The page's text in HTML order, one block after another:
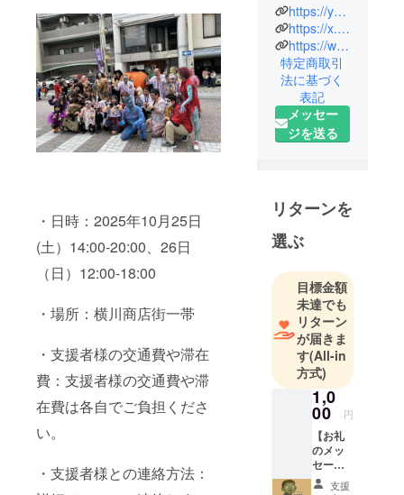
・日時：2025年10月25日
(土）14:00-20:00、26日
（日）12:00-18:00
・場所：横川商店街一帯
・支援者様の交通費や滞在
費：支援者様の交通費や滞
在費は各自でご負担くださ
い。
・支援者様との連絡方法：
普段は横川
エリアの商
店街を盛り
上げるため
に活動して
いる団体で
すが、実は
ト」の裏方
チームでも
あるんで
地域のみん
なと一緒
に、「ゾン
ビなのに楽
しい！」そ
んなイベン
トを毎年つ
くっていま
https://y-zombie.com/
https://x.com/yokogawa_zombie
https://www.facebook.com/y.zombie
特定商取引
法に基づく
表記
メッセー
ジを送る
リターンを
選ぶ
目標金額
未達でも
リターン
が届きま
す(All-in
方式)
1,0
00 円
【お礼
のメッ
セー
ジ】 感
支援